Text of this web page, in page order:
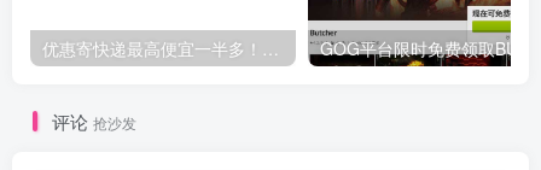
优惠寄快递最高便宜一半多！白鸽惠递
评论 抢沙发